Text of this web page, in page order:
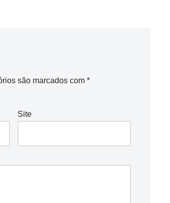
são marcados com *
Site